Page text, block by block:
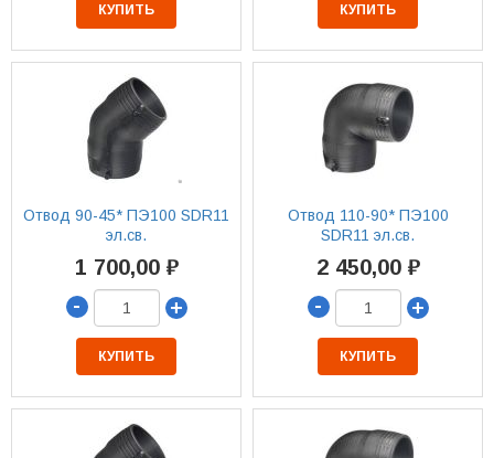
КУПИТЬ КУПИТЬ
Отвод 90-45* ПЭ100 SDR11
эл.св.
1 700,00 ₽
-
+
КУПИТЬ
Отвод 110-90* ПЭ100
SDR11 эл.св.
2 450,00 ₽
-
+
КУПИТЬ